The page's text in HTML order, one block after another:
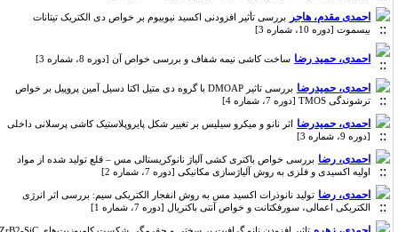
احمدی مقدم، هاجر بررسی تأثیر افزودنی اکسید نیوبیوم بر خواص دی الکتریک تیتانات
بیسموت [دوره 10، شماره 3]
احمدی، حمید رضا ساخت کاشی نیمه شفاف و بررسی خواص آن [دوره 8، شماره 3]
احمدی، حمیدرضا
بررسی تاثیر DMOAP با گروه دی متیل اکتا دسیل آمین پروپیل بر خواص
ترشوندگی TMOS [دوره 7، شماره 4]
احمدی، حمیدرضا اثر نانو و میکرو سیلیس بر تغییر شکل پایروپلاستیک کاشی پرسلانی داخلی
[دوره 9، شماره 3]
احمدی، رضا بررسی خواص باکتری کشی آلیاژ نانوکریستالی مس – قلع تولید شده از مواد
اولیه اکسیدی و فلزی به روش آلیاژسازی مکانیکی [دوره 7، شماره 2]
احمدی، رضا تولید نانوذرات اکسید مس به روش انفجار الکتریکی سیم: بررسی اثر انرژی
الکتریکی اعمالی، سورفکتانت و خواص آنتی باکتریال [دوره 7، شماره 1]